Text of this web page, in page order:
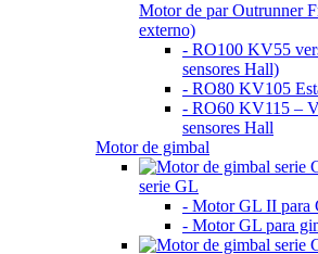
Motor de par Outrunner
externo)
- RO100 KV55
sensores Hall)
- RO80 KV105
- RO60 KV115 –
sensores Hall
Motor de gimbal
serie GL
- Motor GL II para
- Motor GL para